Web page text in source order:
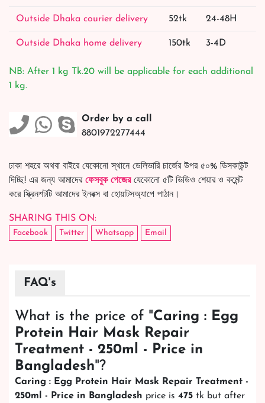
Outside Dhaka courier delivery 52tk 24-48H
Outside Dhaka home delivery 150tk 3-4D
NB: After 1 kg Tk.20 will be applicable for each additional
1 kg.
Order by a call
8801972277444
ঢাকা শহরে অথবা বাইরে যেকোনো স্থানে ডেলিভারি চার্জের উপর ৫০% ডিসকাউন্ট
দিচ্ছি! এর জন্য আমাদের ফেসবুক পেজেরযেকোনো ৫টি ভিডিও শেয়ার ও কমেন্ট
করে স্ক্রিনশটটি আমাদের ইনবক্স বা হোয়াটসঅ্যাপে পাঠান।
SHARING THIS ON:
Facebook Twitter Whatsapp Email
FAQ's
What is the price of "Caring : Egg
Protein Hair Mask Repair
Treatment - 250ml - Price in
Bangladesh"?
Caring : Egg Protein Hair Mask Repair Treatment -
250ml - Price in Bangladesh price is 475 tk but after